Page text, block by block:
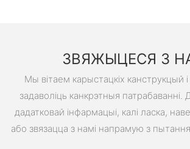
ЗВЯЖЫЦЕСЯ З
Мы вітаем карыстацкіх канструкцый і
задаволіць канкрэтныя
дадатковай інфармацыі, калі ласка,
або звязацца з намі напрамую з